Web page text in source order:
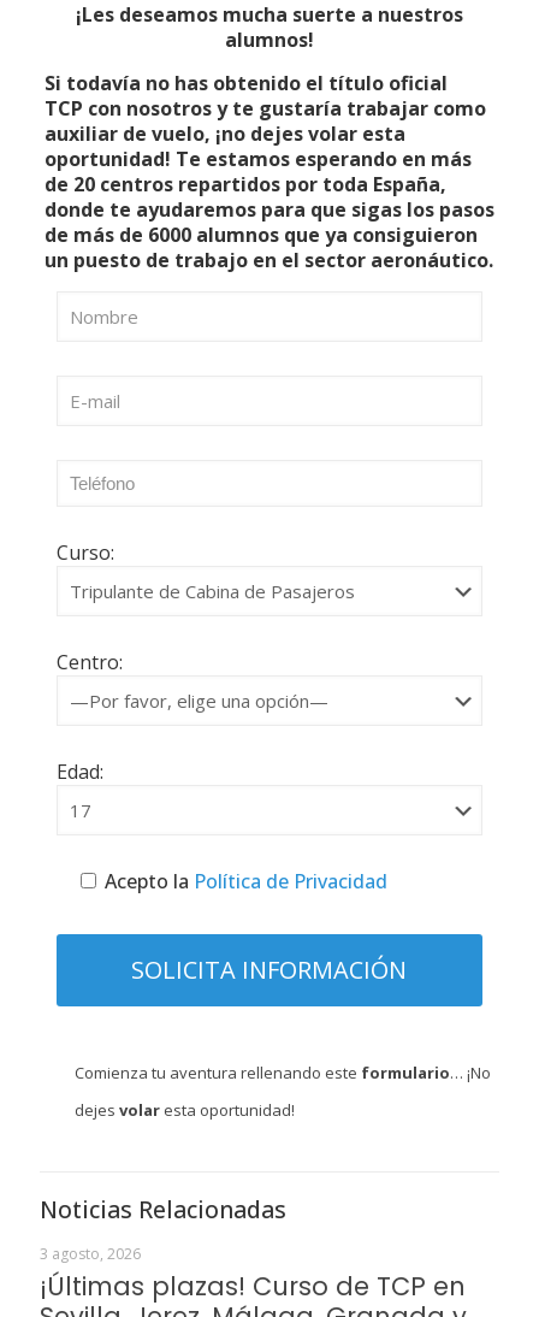
¡Les deseamos mucha suerte a nuestros
alumnos!
Si todavía no has obtenido el título oficial
TCP con nosotros y te gustaría trabajar como
auxiliar de vuelo, ¡no dejes volar esta
oportunidad! Te estamos esperando en más
de 20 centros repartidos por toda España,
donde te ayudaremos para que sigas los pasos
de más de 6000 alumnos que ya consiguieron
un puesto de trabajo en el sector aeronáutico.
Curso:
Centro:
Edad:
Acepto la Política de Privacidad
Comienza tu aventura rellenando este formulario… ¡No
dejes volar esta oportunidad!
Noticias Relacionadas
3 agosto, 2026
¡Últimas plazas! Curso de TCP en